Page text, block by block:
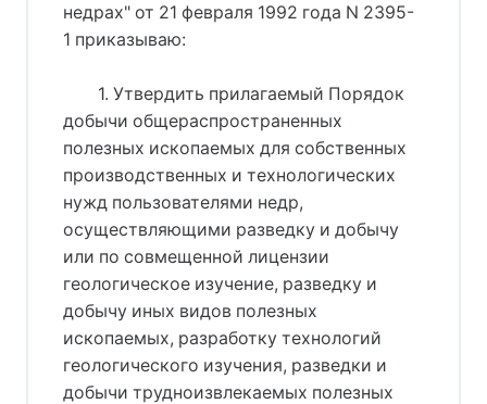
недрах" от 21 февраля 1992 года N 2395-
1 приказываю:
1. Утвердить прилагаемый Порядок
добычи общераспространенных
полезных ископаемых для собственных
производственных и технологических
нужд пользователями недр,
осуществляющими разведку и добычу
или по совмещенной лицензии
геологическое изучение, разведку и
добычу иных видов полезных
ископаемых, разработку технологий
геологического изучения, разведки и
добычи трудноизвлекаемых полезных